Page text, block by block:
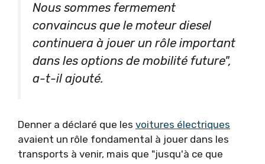
Nous sommes fermement
convaincus que le moteur diesel
continuera à jouer un rôle important
dans les options de mobilité future",
a-t-il ajouté.
Denner a déclaré que les voitures électriques
avaient un rôle fondamental à jouer dans les
transports à venir, mais que "jusqu'à ce que